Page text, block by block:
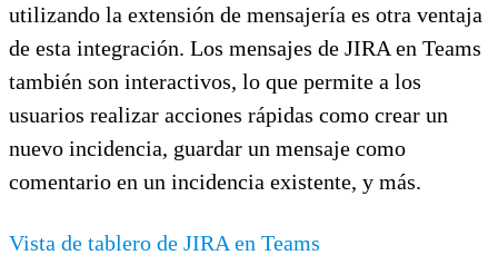
utilizando la extensión de mensajería es otra ventaja
de esta integración. Los mensajes de JIRA en Teams
también son interactivos, lo que permite a los
usuarios realizar acciones rápidas como crear un
nuevo incidencia, guardar un mensaje como
comentario en un incidencia existente, y más.
Vista de tablero de JIRA en Teams